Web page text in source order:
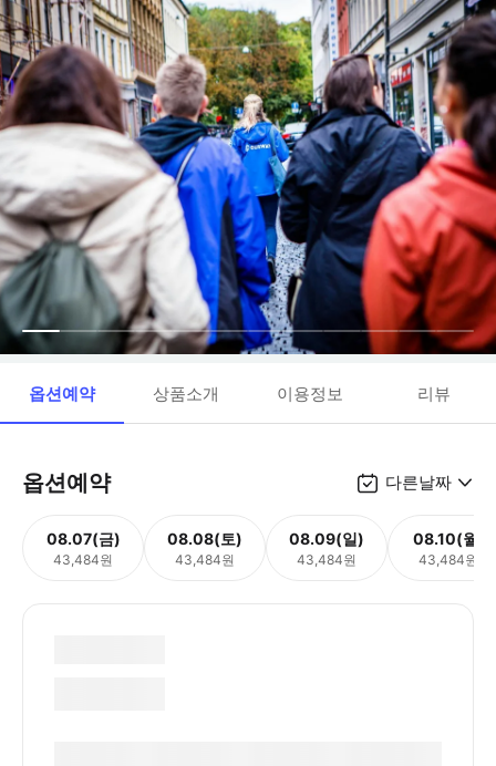
옵션예약 상품소개 이용정보 리뷰
옵션예약 다른날짜
08.07(금)
43,484원
08.08(토)
43,484원
08.09(일)
43,484원
08.10(월)
43,484원